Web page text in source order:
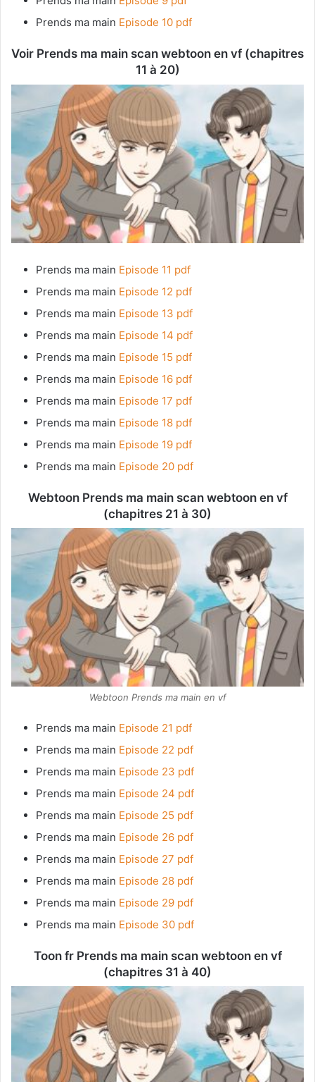
Prends ma main Episode 10 pdf
Voir Prends ma main scan webtoon en vf (chapitres
11 à 20)
Prends ma main Episode 11 pdf
Prends ma main Episode 12 pdf
Prends ma main Episode 13 pdf
Prends ma main Episode 14 pdf
Prends ma main Episode 15 pdf
Prends ma main Episode 16 pdf
Prends ma main Episode 17 pdf
Prends ma main Episode 18 pdf
Prends ma main Episode 19 pdf
Prends ma main Episode 20 pdf
Webtoon Prends ma main scan webtoon en vf
(chapitres 21 à 30)
Webtoon Prends ma main en vf
Prends ma main Episode 21 pdf
Prends ma main Episode 22 pdf
Prends ma main Episode 23 pdf
Prends ma main Episode 24 pdf
Prends ma main Episode 25 pdf
Prends ma main Episode 26 pdf
Prends ma main Episode 27 pdf
Prends ma main Episode 28 pdf
Prends ma main Episode 29 pdf
Prends ma main Episode 30 pdf
Toon fr Prends ma main scan webtoon en vf
(chapitres 31 à 40)